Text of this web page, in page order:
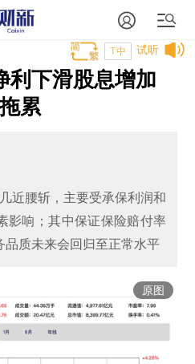
试听
T中
下滑股息增加
累
近腰斩，主要受承保利润和
影响；其中保证保险赔付率
品质未来会回归至正常水平
原图